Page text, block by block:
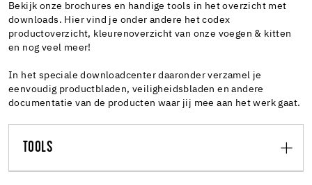
Bekijk onze brochures en handige tools in het overzicht met
downloads. Hier vind je onder andere het codex
productoverzicht, kleurenoverzicht van onze voegen & kitten
en nog veel meer!
In het speciale downloadcenter daaronder verzamel je
eenvoudig productbladen, veiligheidsbladen en andere
documentatie van de producten waar jij mee aan het werk gaat.
TOOLS